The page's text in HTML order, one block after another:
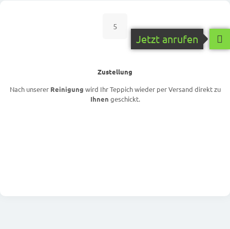
5
Zustellung
Nach unserer Reinigung wird Ihr Teppich wieder per Versand direkt zu
Ihnen geschickt.
Jetzt anrufen